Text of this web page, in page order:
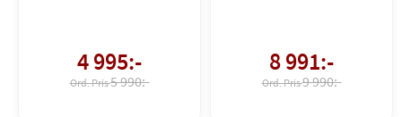
4 995:-
5 990:-
8 991:-
9 990:-